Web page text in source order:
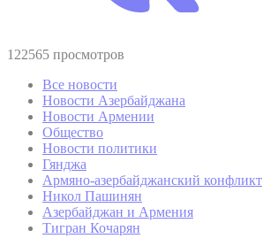
122565 просмотров
Все новости
Новости Азербайджана
Новости Армении
Общество
Новости политики
Гянджа
Армяно-азербайджанский конфликт
Никол Пашинян
Азербайджан и Армения
Тигран Кочарян